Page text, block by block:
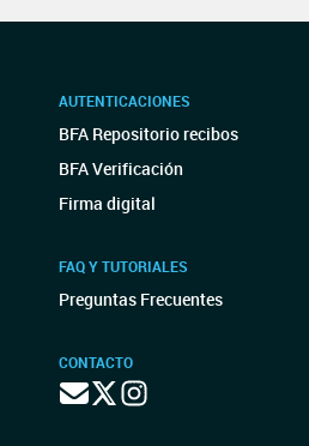
AUTENTICACIONES
BFA Repositorio recibos
BFA Verificación
Firma digital
FAQ Y TUTORIALES
Preguntas Frecuentes
CONTACTO